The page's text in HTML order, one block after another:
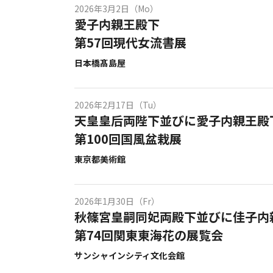
2026年3月2日（Mo）
愛子内親王殿下
第57回現代女流書展
日本橋髙島屋
2026年2月17日（Tu）
天皇皇后両陛下並びに愛子内親王殿
第100回国風盆栽展
東京都美術館
2026年1月30日（Fr）
秋篠宮皇嗣同妃両殿下並びに佳子
第74回関東東海花の展覧会
サンシャインシティ文化会館